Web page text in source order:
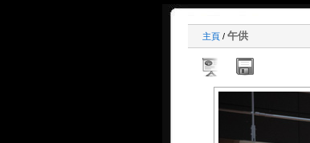
主頁 / 午供